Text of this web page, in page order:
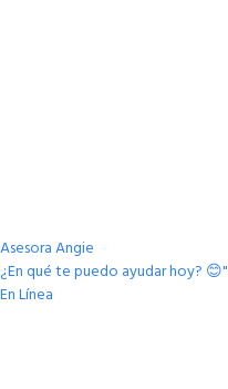
Asesora Angie
¿En qué te puedo ayudar hoy? 😊"
En Línea